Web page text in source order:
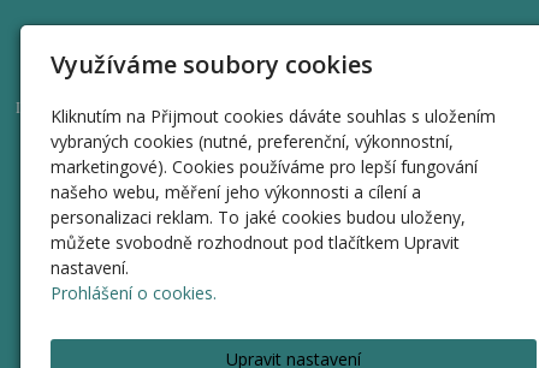
Uhelný trh 414/9, Staré Město, 110 00 Praha 1
IČO 44269595
RYCHLÁ NAVIGACE
Úvod
Informace
Valné hromady
Přeměna na listinné akcie
Rezervace termínu
Využíváme soubory cookies
Kliknutím na Přijmout cookies dáváte souhlas s uložením
vybraných cookies (nutné, preferenční, výkonnostní,
marketingové). Cookies používáme pro lepší fungování
našeho webu, měření jeho výkonnosti a cílení a
personalizaci reklam. To jaké cookies budou uloženy,
můžete svobodně rozhodnout pod tlačítkem Upravit
nastavení.
Prohlášení o cookies.
Upravit nastavení